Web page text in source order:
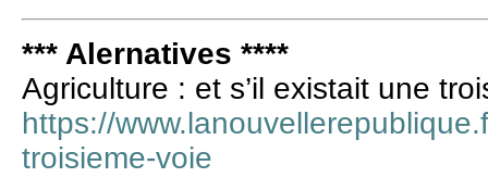
*** Alernatives ****
Agriculture : et s’il existait une
https://
troisieme-voie